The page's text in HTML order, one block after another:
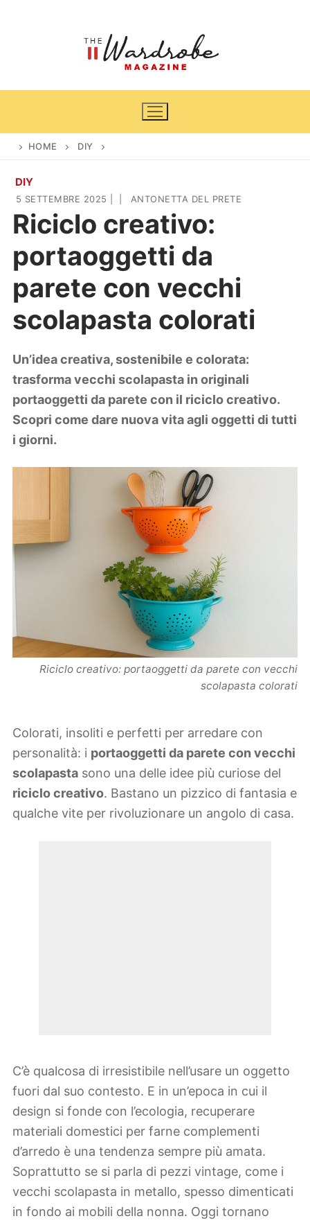
Home
News
Cinema e TV
Casa & Giardino
Arredamento
Piante e fiori
DIY
Lifestyle
Viaggi
HOME DIY
DIY
5 SETTEMBRE 2025 ANTONETTA DEL PRETE
Riciclo creativo:
portaoggetti da
parete con vecchi
scolapasta colorati
Un’idea creativa, sostenibile e colorata:
trasforma vecchi scolapasta in originali
portaoggetti da parete con il riciclo creativo.
Scopri come dare nuova vita agli oggetti di tutti
i giorni.
Riciclo creativo: portaoggetti da parete con vecchi
scolapasta colorati
Colorati, insoliti e perfetti per arredare con
personalità: i portaoggetti da parete con vecchi
scolapasta sono una delle idee più curiose del
riciclo creativo. Bastano un pizzico di fantasia e
qualche vite per rivoluzionare un angolo di casa.
C’è qualcosa di irresistibile nell’usare un oggetto
fuori dal suo contesto. E in un’epoca in cui il
design si fonde con l’ecologia, recuperare
materiali domestici per farne complementi
d’arredo è una tendenza sempre più amata.
Soprattutto se si parla di pezzi vintage, come i
vecchi scolapasta in metallo, spesso dimenticati
in fondo ai mobili della nonna. Oggi tornano